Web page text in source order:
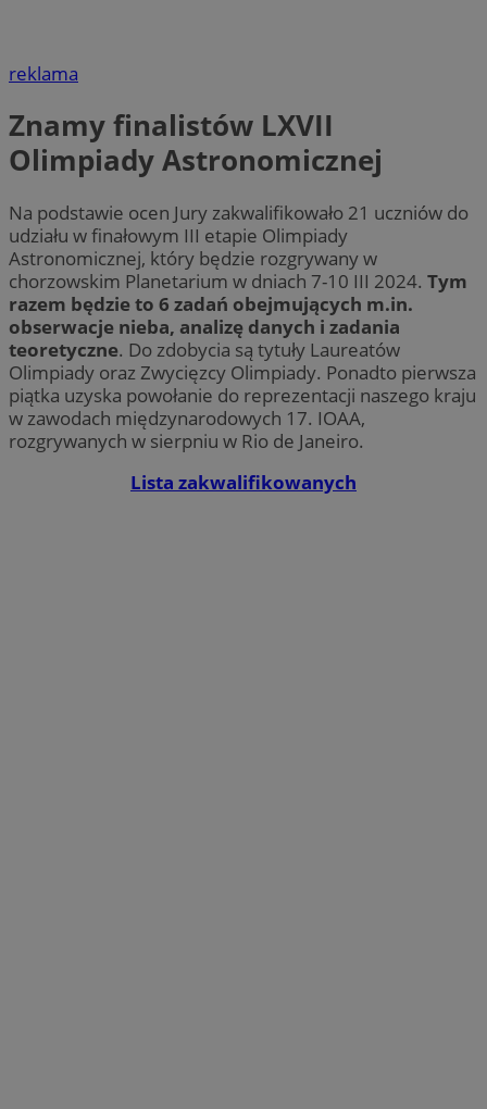
reklama
Znamy finalistów LXVII
Olimpiady Astronomicznej
Na podstawie ocen Jury zakwalifikowało 21 uczniów do
udziału w finałowym III etapie Olimpiady
Astronomicznej, który będzie rozgrywany w
chorzowskim Planetarium w dniach 7-10 III 2024. Tym
razem będzie to 6 zadań obejmujących m.in.
obserwacje nieba, analizę danych i zadania
teoretyczne. Do zdobycia są tytuły Laureatów
Olimpiady oraz Zwycięzcy Olimpiady. Ponadto pierwsza
piątka uzyska powołanie do reprezentacji naszego kraju
w zawodach międzynarodowych 17. IOAA,
rozgrywanych w sierpniu w Rio de Janeiro.
Lista zakwalifikowanych